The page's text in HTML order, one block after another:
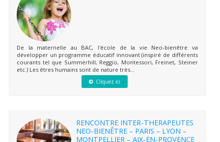
De la maternelle au BAC, l'école de la vie Neo-bienêtre va
développer un programme éducatif innovant (inspiré de différents
courants tel que Summerhill, Reggio, Montessori, Freinet, Steiner
etc.) Les êtres humains sont de nature très...
Cliquez ici
RENCONTRE INTER-THERAPEUTES
NEO-BIENÊTRE – PARIS – LYON –
MONTPELLIER – AIX-EN-PROVENCE